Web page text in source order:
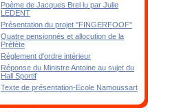
Poème de Jacques Brel lu par Julie
LEDENT
Présentation du projet "FINGERFOOF"
Quatre pensionnés et allocution de la
Préfète
Réglement d'ordre intérieur
Réponse du Ministre Antoine au sujet du
Hall Sportif
Texte de présentation-Ecole Namoussart